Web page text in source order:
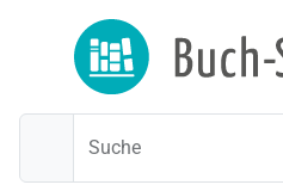
Suche